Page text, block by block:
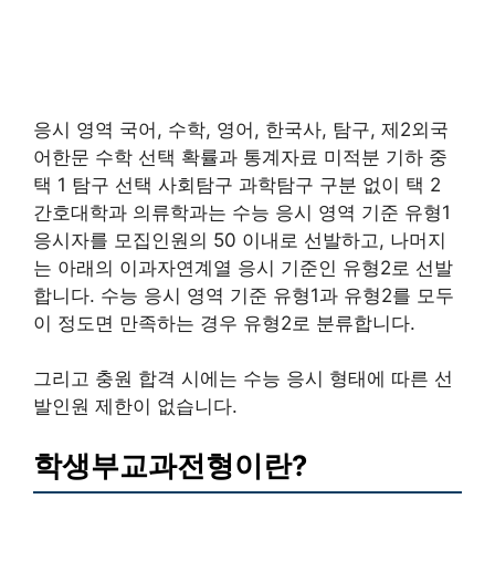
응시 영역 국어, 수학, 영어, 한국사, 탐구, 제2외국
어한문 수학 선택 확률과 통계자료 미적분 기하 중
택 1 탐구 선택 사회탐구 과학탐구 구분 없이 택 2
간호대학과 의류학과는 수능 응시 영역 기준 유형1
응시자를 모집인원의 50 이내로 선발하고, 나머지
는 아래의 이과자연계열 응시 기준인 유형2로 선발
합니다. 수능 응시 영역 기준 유형1과 유형2를 모두
이 정도면 만족하는 경우 유형2로 분류합니다.
그리고 충원 합격 시에는 수능 응시 형태에 따른 선
발인원 제한이 없습니다.
학생부교과전형이란?